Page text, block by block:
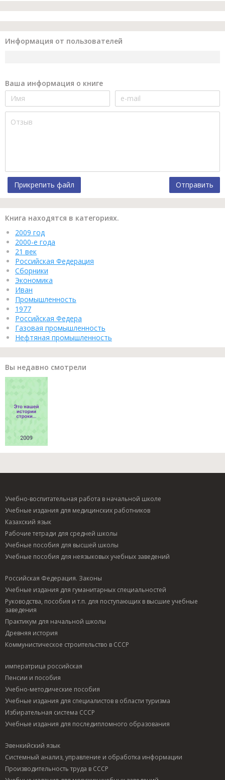
Информация от пользователей
Ваша информация о книге
Прикрепить файл Отправить
Книга находятся в категориях.
2009 год
2000-е года
21 век
Российская Федерация
Сборники
Экономика
Иван
Промышленность
1977
Российская Федера
Газовая промышленность
Нефтяная промышленность
Вы недавно смотрели
Учебно-воспитательная работа в начальной школе
Учебные издания для медицинских работников
Казахский язык
Рабочие тетради для средней школы
Учебные пособия для высшей школы
Учебные пособия для неязыковых учебных заведений
Российская Федерация. Законы
Учебные издания для гуманитарных специальностей
Руководства, пособия и т.п. для поступающих в высшие учебные
заведения
Практикум для начальной школы
Древняя история
Коммунистическое строительство в СССР
императрица российская
Пенсии и пособия
Учебно-методические пособия
Учебные издания для специалистов в области туризма
Избирательная система СССР
Учебные издания для последипломного образования
Эвенкийский язык
Системный анализ, управление и обработка информации
Производительность труда в СССР